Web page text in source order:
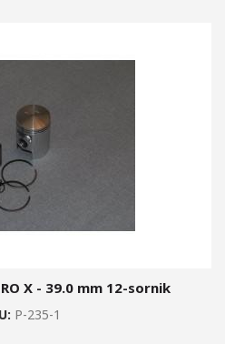
X - 39.0 mm 12-sornik
P-235-1